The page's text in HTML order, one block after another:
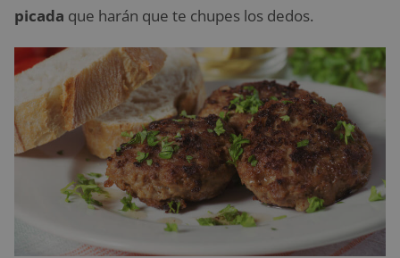
picada que harán que te chupes los dedos.